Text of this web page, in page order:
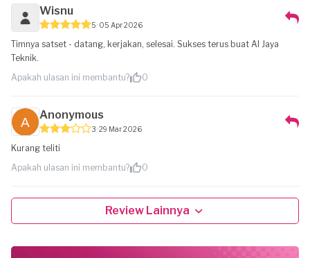
Wisnu
5 05 Apr 2026
Timnya satset - datang, kerjakan, selesai. Sukses terus buat Al Jaya
Teknik.
Apakah ulasan ini membantu?
0
Anonymous
3 29 Mar 2026
Kurang teliti
Apakah ulasan ini membantu?
0
Review Lainnya